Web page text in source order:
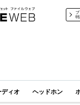
ーディオ/ガジェッ
ィオ ヘッドホン